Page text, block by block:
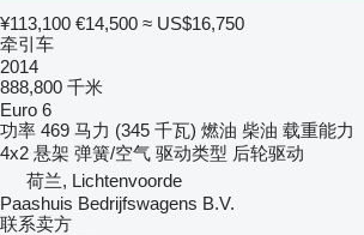
¥113,100 €14,500 ≈ US$16,750
牵引车
2014
888,800 千米
Euro 6
功率 469 马力 (345 千瓦) 燃油 柴油 载重能力
4x2 悬架 弹簧/空气 驱动类型 后轮驱动
荷兰, Lichtenvoorde
Paashuis Bedrijfswagens B.V.
联系卖方